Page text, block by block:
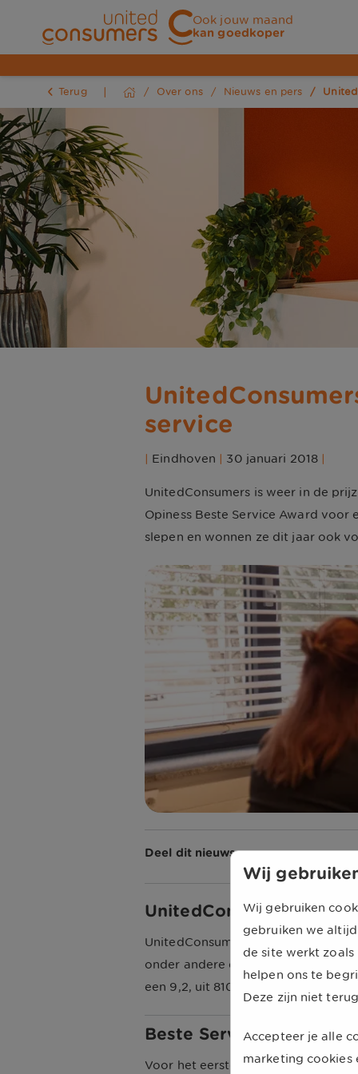
Ook jouw maand
kan goedkoper
Terug Over ons Nieuws en pers
service
| Eindhoven | 30 januari 2018|
UnitedConsumers is weer in de
Opiness Beste Service Award
slepen en wonnen ze dit jaar ook
Deel dit nieuws
UnitedConsumers beste
UnitedConsumers mag zich voor
onder andere de klantgerichtheid,
een 9,2, uit 810 reviews, wat
Beste Service Award
Voor het eerste jaar won
Wij
Wij gebruiken
gebruiken we
de site werkt
helpen ons te
Deze zijn niet
Accepteer je alle
marketing cookies